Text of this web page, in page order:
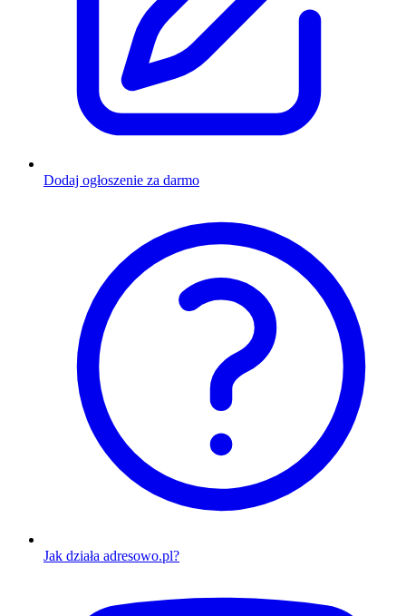
Dodaj ogłoszenie za darmo
Jak działa adresowo.pl?